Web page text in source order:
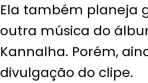
Ela também planeja
outra música do
Kannalha. Porém,
divulgação do clipe.